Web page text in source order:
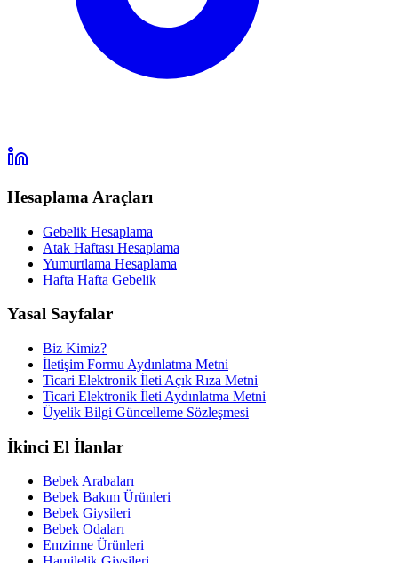
Hesaplama Araçları
Gebelik Hesaplama
Atak Haftası Hesaplama
Yumurtlama Hesaplama
Hafta Hafta Gebelik
Yasal Sayfalar
Biz Kimiz?
İletişim Formu Aydınlatma Metni
Ticari Elektronik İleti Açık Rıza Metni
Ticari Elektronik İleti Aydınlatma Metni
Üyelik Bilgi Güncelleme Sözleşmesi
İkinci El İlanlar
Bebek Arabaları
Bebek Bakım Ürünleri
Bebek Giysileri
Bebek Odaları
Emzirme Ürünleri